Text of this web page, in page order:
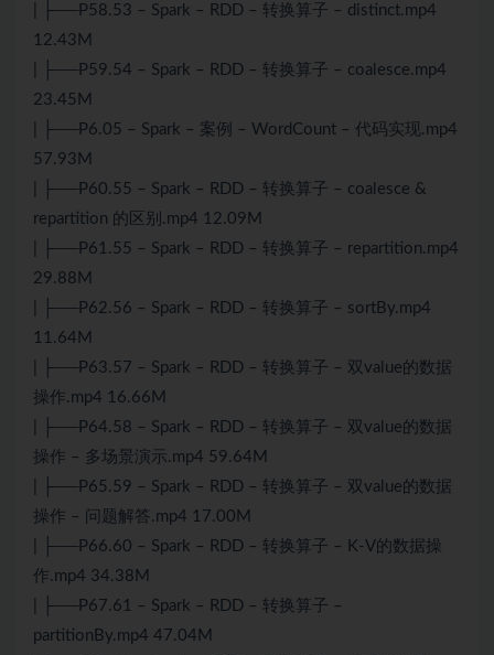
| ├──P58.53 – Spark – RDD – 转换算子 – distinct.mp4
12.43M
| ├──P59.54 – Spark – RDD – 转换算子 – coalesce.mp4
23.45M
| ├──P6.05 – Spark – 案例 – WordCount – 代码实现.mp4
57.93M
| ├──P60.55 – Spark – RDD – 转换算子 – coalesce &
repartition 的区别.mp4 12.09M
| ├──P61.55 – Spark – RDD – 转换算子 – repartition.mp4
29.88M
| ├──P62.56 – Spark – RDD – 转换算子 – sortBy.mp4
11.64M
| ├──P63.57 – Spark – RDD – 转换算子 – 双value的数据
操作.mp4 16.66M
| ├──P64.58 – Spark – RDD – 转换算子 – 双value的数据
操作 – 多场景演示.mp4 59.64M
| ├──P65.59 – Spark – RDD – 转换算子 – 双value的数据
操作 – 问题解答.mp4 17.00M
| ├──P66.60 – Spark – RDD – 转换算子 – K-V的数据操
作.mp4 34.38M
| ├──P67.61 – Spark – RDD – 转换算子 –
partitionBy.mp4 47.04M